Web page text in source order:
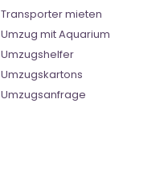
Transporter mieten
Umzug mit Aquarium
Umzugshelfer
Umzugskartons
Umzugsanfrage